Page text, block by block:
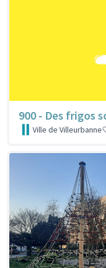
900 - Des frigos
Ville de Villeurbanne